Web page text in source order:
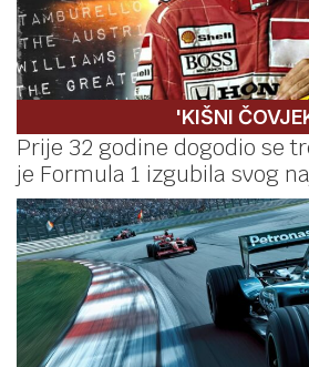
'KIŠNI
Prije 32 godine dogodio se
je Formula 1 izgubila svog